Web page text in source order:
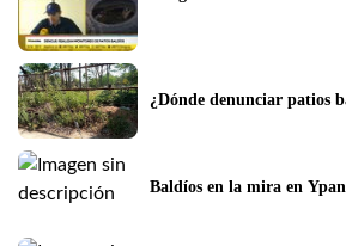
¿Dónde denunciar patios
Baldíos en la mira en